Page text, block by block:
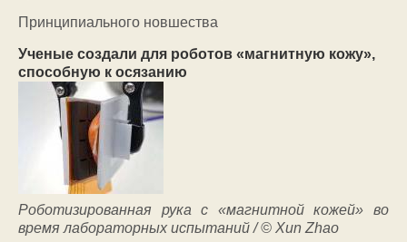
Принципиального новшества
Ученые создали для роботов «магнитную кожу»,
способную к осязанию
Роботизированная рука с «магнитной кожей» во
время лабораторных испытаний / © Xun Zhao